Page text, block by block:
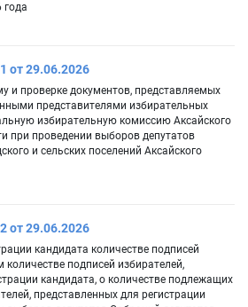
года
от 29.06.2026
и проверке документов, представляемых
представителями избирательных
избирательную комиссию Аксайского
при проведении выборов депутатов
и сельских поселений Аксайского
от 29.06.2026
кандидата количестве подписей
количестве подписей избирателей,
кандидата, о количестве подлежащих
представленных для регистрации